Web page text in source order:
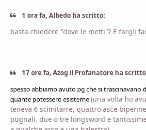
1 ora fa, Albedo ha scritto:
basta chiedere "dove le metti"? E fargli
17 ore fa, Azog il Profanatore ha
spessoabbiamo avuto pg che si trascinavano
quante potessero esisterne(una volta ho
teneva 6 scimitarre, quattro asce
pugnali, due o tre longsword e